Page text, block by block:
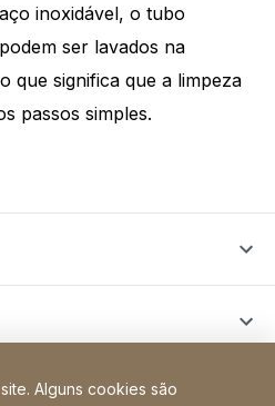
inoxidável, o tubo
ser lavados na
que significa que a limpeza
passos simples.
Alguns cookies são